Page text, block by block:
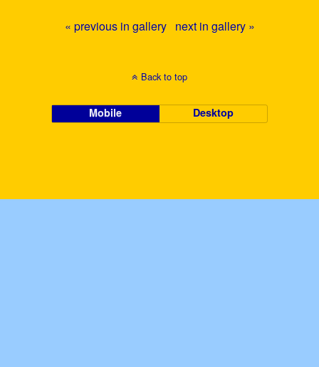
« previous in gallery next in gallery »
Back to top
Mobile Desktop